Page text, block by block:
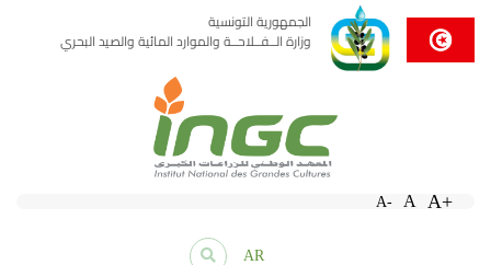
الجمهورية التونسية
وزارة الــفــلاحــة والموارد المائية والصيد البحري
A- A A+
AR